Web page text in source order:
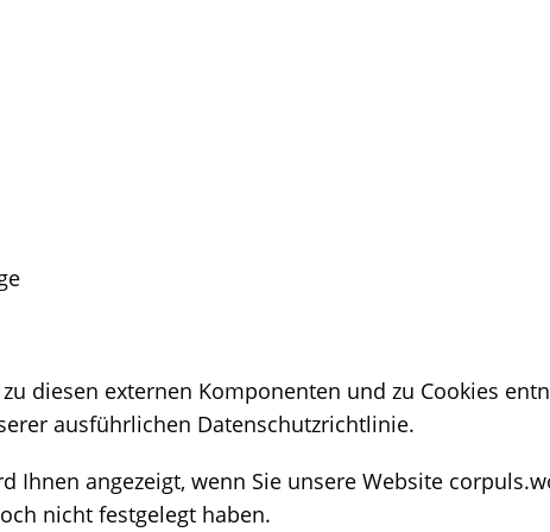
diesen externen Komponenten und zu Cookies
ausführlichen Datenschutzrichtlinie.
Ihnen angezeigt, wenn Sie unsere Website
nicht festgelegt haben.